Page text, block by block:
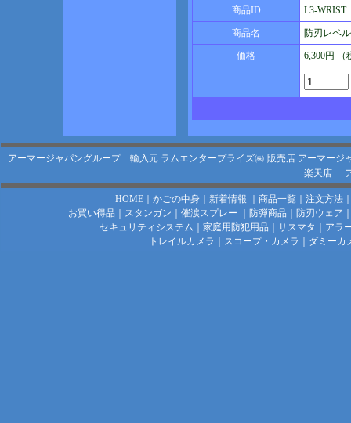
商品ID L3-WRIST
商品名 防刃レベ
価格 6,300円 （
アーマージャパングループ 輸入元:ラムエンタープライズ㈱ 販売店:アーマージ
楽天店
HOME｜ かごの中身｜ 新着情報 商品一覧｜ 注文方法
お買い得品
スタンガン 催涙スプレー 防弾商品 防刃ウェア
セキュリティシステム
家庭用防犯用品 サスマタ
アラ
トレイルカメラ
スコープ・カメラ ダミーカ